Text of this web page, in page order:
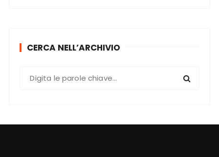
CERCA NELL’ARCHIVIO